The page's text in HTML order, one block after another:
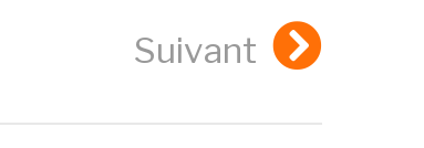
Suivant